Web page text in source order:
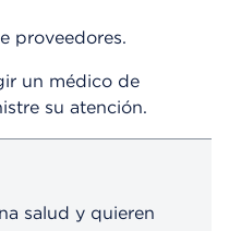
proveedores.
un médico de
su atención.
salud y quieren